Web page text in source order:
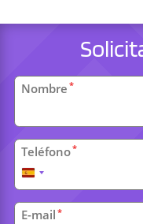
Datos
personales
Nombre *
Teléfono*
España
+34
E-mail *